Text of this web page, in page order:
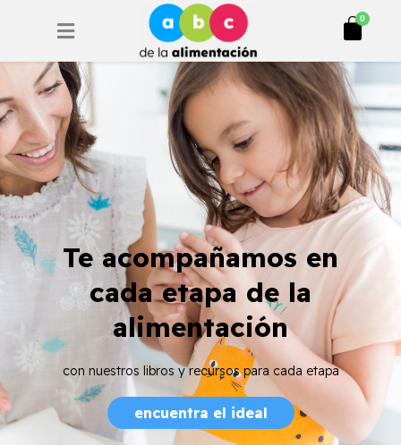
0
Cart
Te acompañamos en
cada etapa de la
alimentación
con nuestros libros y recursos para cada etapa
encuentra el ideal